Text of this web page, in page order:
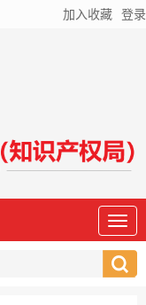
加入收藏 登录